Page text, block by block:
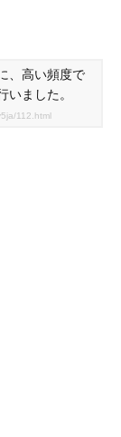
、高い頻度で
ました。
112.html